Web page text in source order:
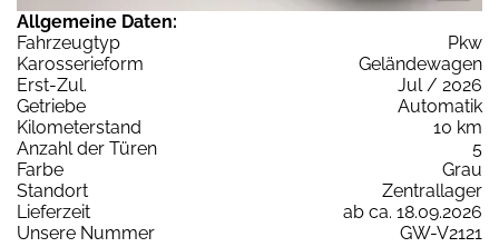
Allgemeine Daten:
Fahrzeugtyp
Pkw
Karosserieform
Geländewagen
Erst-Zul.
Jul / 2026
Getriebe
Automatik
Kilometerstand
10 km
Anzahl der Türen
5
Farbe
Grau
Standort
Zentrallager
Lieferzeit
ab ca. 18.09.2026
Unsere Nummer
GW-V2121